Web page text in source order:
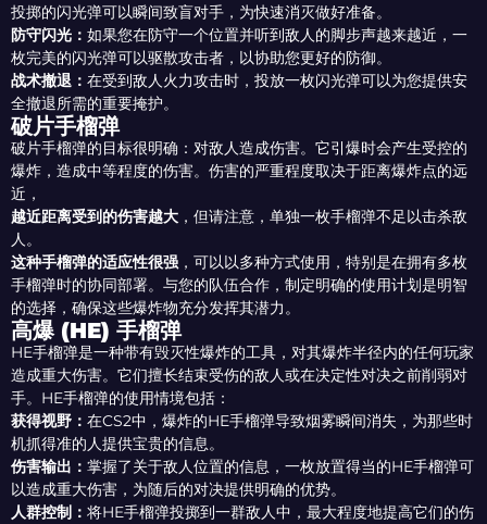
投掷的闪光弹可以瞬间致盲对手，为快速消灭做好准备。
防守闪光： 如果您在防守一个位置并听到敌人的脚步声越来越近，一
枚完美的闪光弹可以驱散攻击者，以协助您更好的防御。
战术撤退： 在受到敌人火力攻击时，投放一枚闪光弹可以为您提供安
全撤退所需的重要掩护。
破片手榴弹
破片手榴弹的目标很明确：对敌人造成伤害。它引爆时会产生受控的
爆炸，造成中等程度的伤害。伤害的严重程度取决于距离爆炸点的远
近，
越近距离受到的伤害越大 ，但请注意，单独一枚手榴弹不足以击杀敌
人。
这种手榴弹的适应性很强 ，可以以多种方式使用，特别是在拥有多枚
手榴弹时的协同部署。与您的队伍合作，制定明确的使用计划是明智
的选择，确保这些爆炸物充分发挥其潜力。
高爆 (HE) 手榴弹
HE手榴弹是一种带有毁灭性爆炸的工具，对其爆炸半径内的任何玩家
造成重大伤害。它们擅长结束受伤的敌人或在决定性对决之前削弱对
手。HE手榴弹的使用情境包括：
获得视野： 在CS2中，爆炸的HE手榴弹导致烟雾瞬间消失，为那些时
机抓得准的人提供宝贵的信息。
伤害输出： 掌握了关于敌人位置的信息，一枚放置得当的HE手榴弹可
以造成重大伤害，为随后的对决提供明确的优势。
人群控制： 将HE手榴弹投掷到一群敌人中，最大程度地提高它们的伤